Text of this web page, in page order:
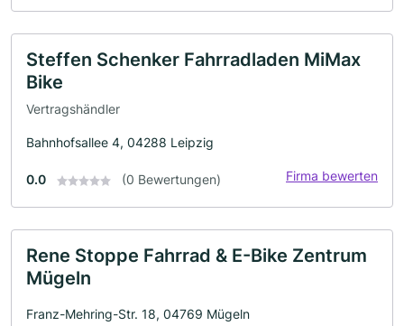
Steffen Schenker Fahrradladen MiMax
Bike
Vertragshändler
Bahnhofsallee 4, 04288 Leipzig
0.0 (0 Bewertungen) Firma bewerten
Rene Stoppe Fahrrad & E-Bike Zentrum
Mügeln
Franz-Mehring-Str. 18, 04769 Mügeln